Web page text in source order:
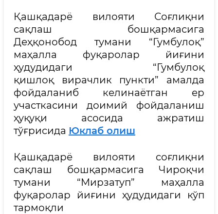
Қашқадарё вилояти Соғлиқни
сақлаш бошқармасига
Деҳқонобод тумани “Гумбулоқ”
маҳалла фуқаролар йиғини
ҳудудидаги “Гумбулоқ
қишлоқ вирачлик пункти” амалда
фойдаланиб келинаётган ер
участкасини доимий фойдаланиш
ҳуқуқи асосида ажратиш
тўғрисида Юклаб олиш
Қашқадарё вилояти соғлиқни
сақлаш бошқармасига Чироқчи
тумани “Мирзатуп” маҳалла
фуқаролар йиғини ҳудудидаги кўп
тармоқли